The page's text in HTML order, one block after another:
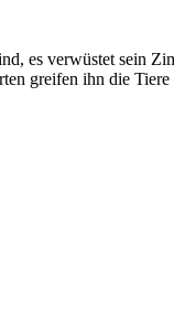
es verwüstet sein
greifen ihn die